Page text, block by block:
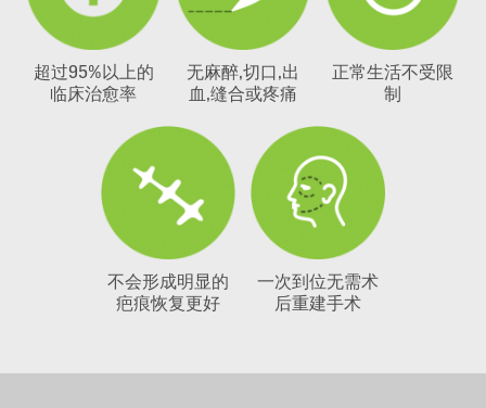
超过95%以上的
临床治愈率
无麻醉,切口,出
血,缝合或疼痛
正常生活不受限
制
不会形成明显的
疤痕恢复更好
一次到位无需术
后重建手术